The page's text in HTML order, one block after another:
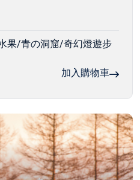
果/青の洞窟/奇幻燈遊步
加入購物車